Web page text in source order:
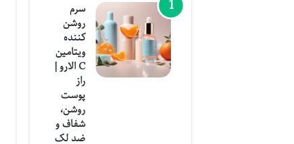
سرم
روشن
کننده
ویتامین
C الارو |
راز
پوست
روشن،
شفاف و
ضد لک